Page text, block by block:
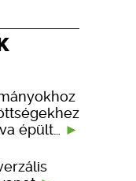
épült…